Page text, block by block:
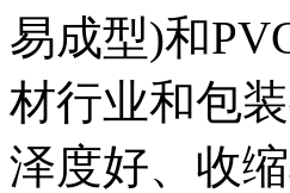
易成型)和
材行业和包
泽度好、收